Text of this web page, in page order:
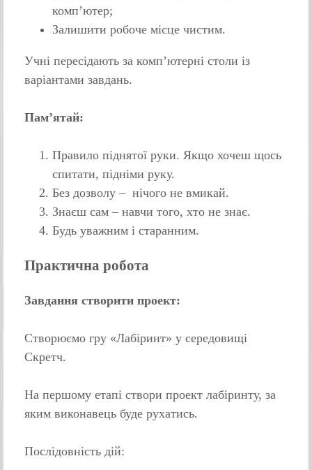
комп’ютер;
Залишити робоче місце чистим.
Учні пересідають за комп’ютерні столи із
варіантами завдань.
Пам’ятай:
Правило піднятої руки. Якщо хочеш щось
спитати, підніми руку.
Без дозволу – нічого не вмикай.
Знаєш сам – навчи того, хто не знає.
Будь уважним і старанним.
Практична робота
Завдання створити проект:
Створюємо гру «Лабіринт» у середовищі
Скретч.
На першому етапі створи проект лабіринту, за
яким виконавець буде рухатись.
Послідовність дій: